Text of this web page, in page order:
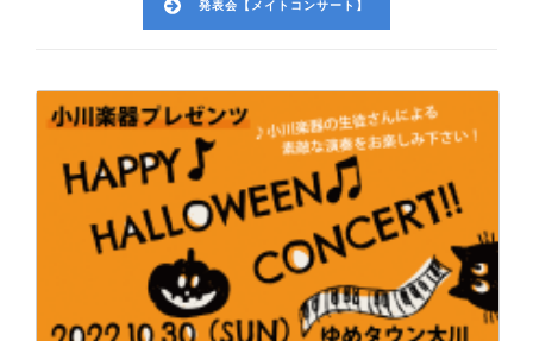
発表会【メイトコンサート】